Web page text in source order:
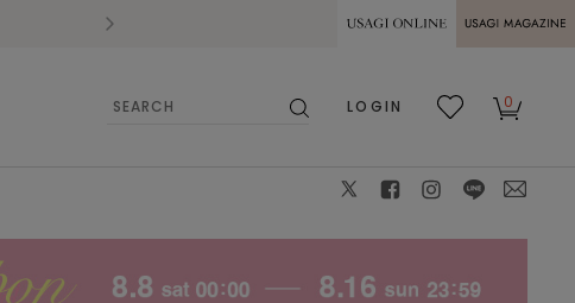
熊本県熊本地方を震源とする地震の影響に
MAGAZINE
LOGIN
0